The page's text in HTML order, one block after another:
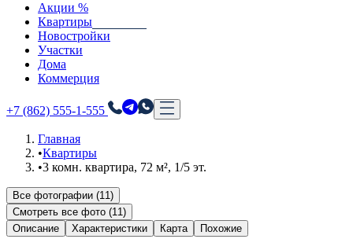
Акции %
Квартиры
Новостройки
Участки
Дома
Коммерция
+7 (862) 555-1-555
Главная
•Квартиры
•3 комн. квартира, 72 м², 1/5 эт.
Все фотографии (11)
Смотреть все фото (11)
Описание
Характеристики Карта Похожие